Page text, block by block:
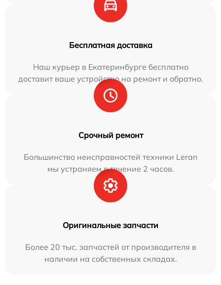
Бесплатная доставка
Наш курьер в Екатеринбурге бесплатно
доставит ваше устройство на ремонт и обратно.
Срочный ремонт
Большинство неисправностей техники Leran
мы устраняем в течение 2 часов.
Оригинальные запчасти
Более 20 тыс. запчастей от производителя в
наличии на собственных складах.